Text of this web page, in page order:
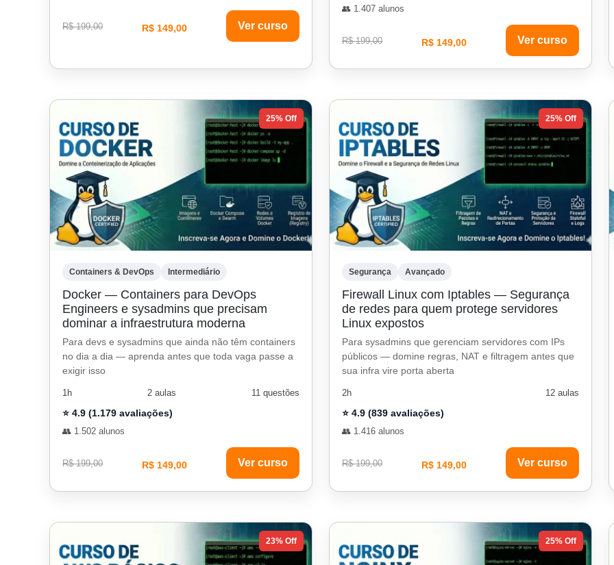
R$ 199,00 R$ 149,00 Ver curso
👥 1.407 alunos
R$ 199,00 R$ 149,00 Ver curso
25% Off
Containers & DevOps Intermediário
Docker — Containers para DevOps
Engineers e sysadmins que precisam
dominar a infraestrutura moderna
Para devs e sysadmins que ainda não têm containers
no dia a dia — aprenda antes que toda vaga passe a
exigir isso
1h 2 aulas 11 questões
⭐ 4.9 (1.179 avaliações)
👥 1.502 alunos
R$ 199,00 R$ 149,00 Ver curso
25% Off
Segurança Avançado
Firewall Linux com Iptables — Segurança
de redes para quem protege servidores
Linux expostos
Para sysadmins que gerenciam servidores com IPs
públicos — domine regras, NAT e filtragem antes que
sua infra vire porta aberta
2h 12 aulas
⭐ 4.9 (839 avaliações)
👥 1.416 alunos
R$ 199,00 R$ 149,00 Ver curso
23% Off 25% Off